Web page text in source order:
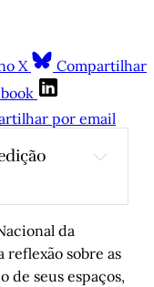
X
Compartilhar
por email
e
, por
Hoffman
da
reflexão sobre as
de seus espaços,